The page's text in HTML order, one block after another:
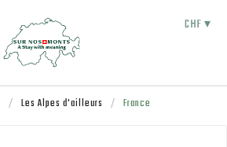
CHF ▾
Les Alpes d'ailleurs France